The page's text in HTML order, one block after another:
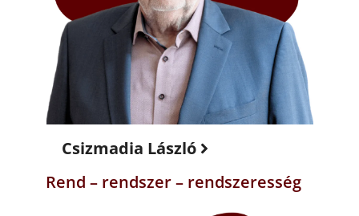
Csizmadia László
Rend – rendszer – rendszeresség